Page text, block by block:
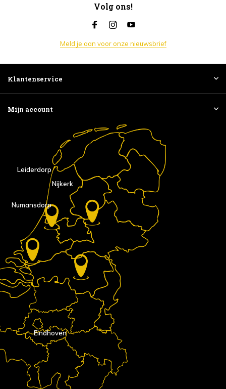
Volg ons!
Meld je aan voor onze nieuwsbrief
Klantenservice
Mijn account
Eindhoven
Nijkerk
Numansdorp
Leiderdorp